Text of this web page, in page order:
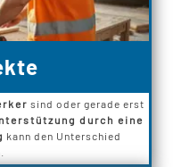
sind oder gerade erst
durch eine
kann den Unterschied